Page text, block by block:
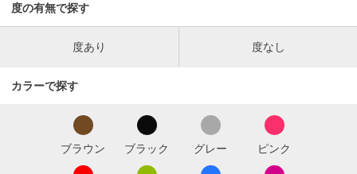
度の有無で探す
度あり 度なし
カラーで探す
ブラウン ブラック グレー ピンク